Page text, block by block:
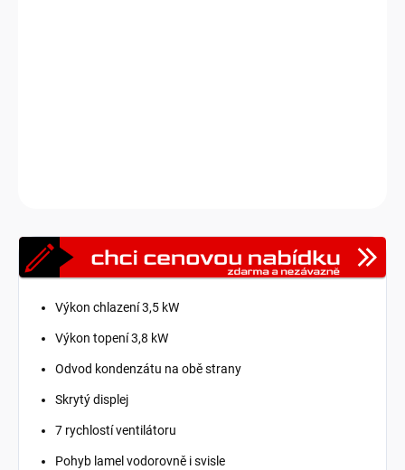
Výkon chlazení 3,5 kW
Výkon topení 3,8 kW
Odvod kondenzátu na obě strany
Skrytý displej
7 rychlostí ventilátoru
Pohyb lamel vodorovně i svisle